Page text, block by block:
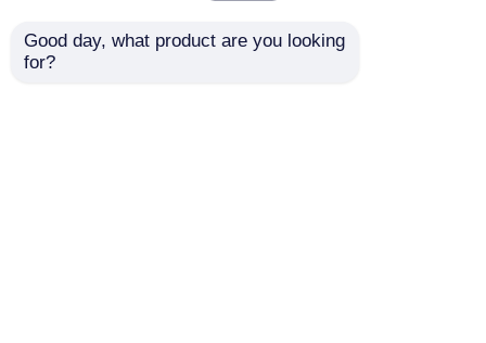
Good day, what product are you looking
for?